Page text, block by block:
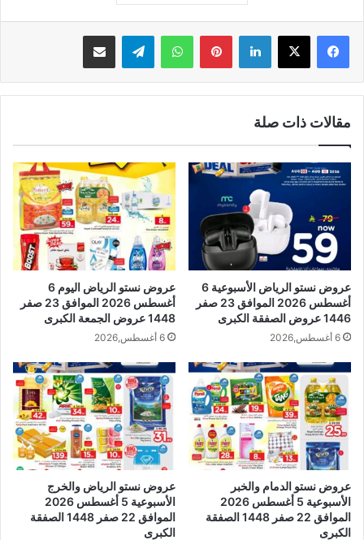
لينكدإن بينتيريستواتساب تيلقرام مشاركة عبر البريد
مقالات ذات صلة
عروض نستو الرياض الأسبوعية 6
أغسطس 2026 الموافق 23 صفر
1446 عروض الصفقة الكبرى
6 أغسطس,2026
عروض نستو الرياض اليوم 6
أغسطس 2026 الموافق 23 صفر
1448 عروض الجمعة الكبرى
6 أغسطس,2026
عروض نستو الدمام والخبر
الأسبوعية 5 أغسطس 2026
الموافق 22 صفر 1448 الصفقة
الكبرى
عروض نستو الرياض والخرج
الأسبوعية 5 أغسطس 2026
الموافق 22 صفر 1448 الصفقة
الكبرى